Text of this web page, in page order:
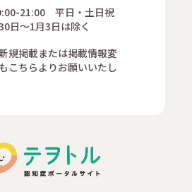
21:00 平日・土日祝
日～1月3日は除く
規掲載または掲載情報変
こちらよりお願いいたし